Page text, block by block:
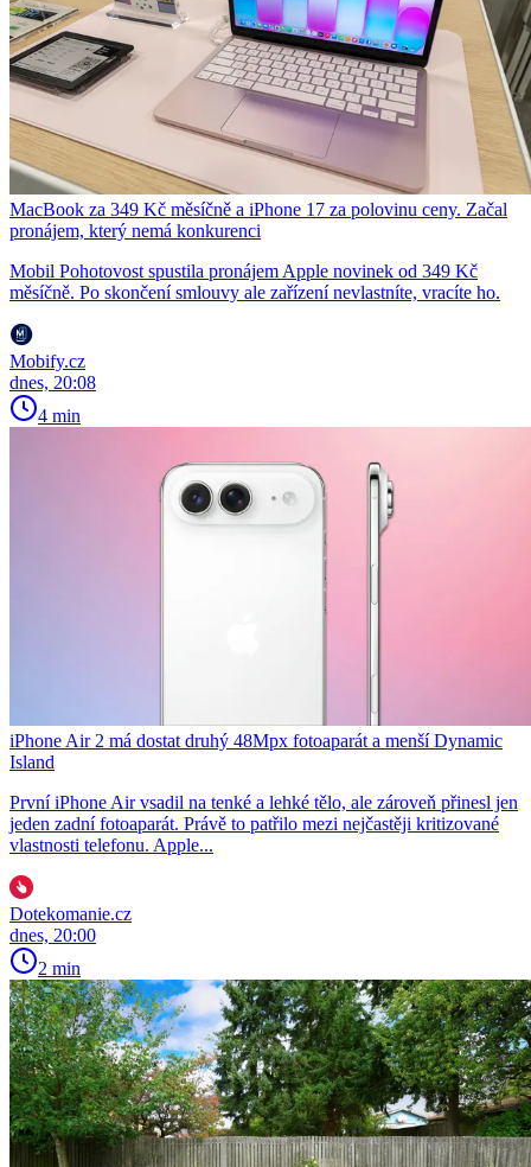
MacBook za 349 Kč měsíčně a iPhone 17 za polovinu ceny. Začal
pronájem, který nemá konkurenci
Mobil Pohotovost spustila pronájem Apple novinek od 349 Kč
měsíčně. Po skončení smlouvy ale zařízení nevlastníte, vracíte ho.
Mobify.cz
dnes, 20:08
4 min
iPhone Air 2 má dostat druhý 48Mpx fotoaparát a menší Dynamic
Island
První iPhone Air vsadil na tenké a lehké tělo, ale zároveň přinesl jen
jeden zadní fotoaparát. Právě to patřilo mezi nejčastěji kritizované
vlastnosti telefonu. Apple...
Dotekomanie.cz
dnes, 20:00
2 min